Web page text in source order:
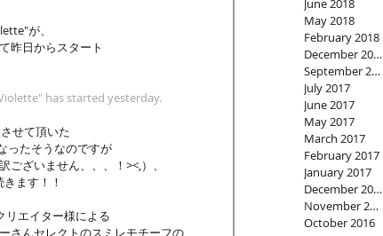
が、
昨日からスタート
has started yesterday.
せて頂いた
ったそうなのですが
ございません、、、！><,）、
ます！！
リエイター様による
さんセレクトのスミレモチーフの
June 2018
May 2018
February 2018
December 2017
September 2017
July 2017
June 2017
May 2017
March 2017
February 2017
January 2017
December 2016
November 2016
October 2016